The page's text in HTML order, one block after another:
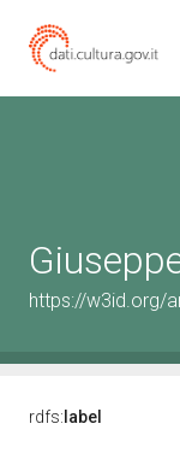
https://w3id.org/
rdfs: label